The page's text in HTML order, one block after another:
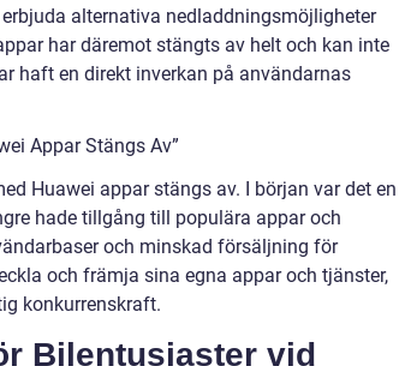
alternativa nedladdningsmöjligheter
har däremot stängts av helt och kan inte
haft en direkt inverkan på användarnas
Appar Stängs Av”
Huawei appar stängs av. I början var det en
hade tillgång till populära appar och
och minskad försäljning för
och främja sina egna appar och tjänster,
konkurrenskraft.
Bilentusiaster vid